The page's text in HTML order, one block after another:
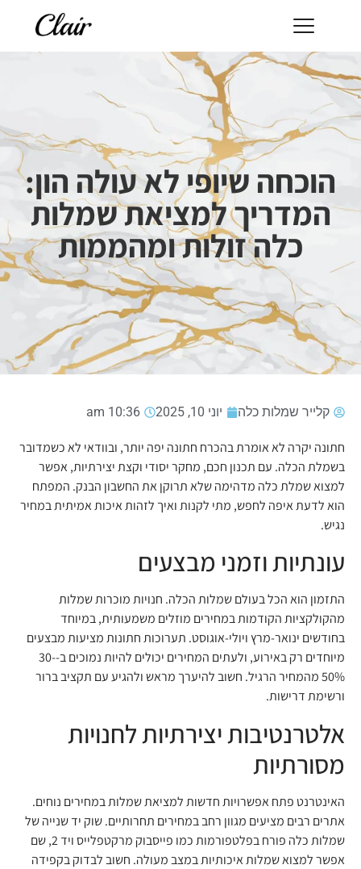
הוכחה שיופי לא עולה הון:
המדריך למציאת שמלות
כלה זולות ומהממות
קלייר שמלות כלה יוני 10, 2025 10:36 am
חתונה יקרה לא אומרת בהכרח חתונה יפה יותר, ובוודאי לא כשמדובר
בשמלת הכלה. עם תכנון חכם, מחקר יסודי וקצת יצירתיות, אפשר
למצוא שמלת כלה מדהימה שלא תרוקן את החשבון הבנק. המפתח
הוא לדעת איפה לחפש, מתי לקנות ואיך לזהות איכות אמיתית במחיר
נגיש.
עונתיות וזמני מבצעים
התזמון הוא הכל בעולם שמלות הכלה. חנויות מוכרות שמלות
מהקולקציות הקודמות במחירים מוזלים משמעותית, במיוחד
בחודשים ינואר-מרץ ויולי-אוגוסט. תערוכות חתונות מציעות מבצעים
מיוחדים רק באירוע, ולעתים המחירים יכולים להיות נמוכים ב-30-
50% מהמחיר הרגיל. חשוב להיערך מראש ולהגיע עם תקציב ברור
ורשימת דרישות.
אלטרנטיבות יצירתיות לחנויות
מסורתיות
האינטרנט פתח אפשרויות חדשות למציאת שמלות במחירים נוחים.
אתרים רבים מציעים מגוון רחב במחירים תחרותיים. שוק יד שנייה של
שמלות כלה פורח בפלטפורמות כמו פייסבוק מרקטפלייס ויד 2, שם
אפשר למצוא שמלות איכותיות במצב מעולה. חשוב לבדוק בקפידה